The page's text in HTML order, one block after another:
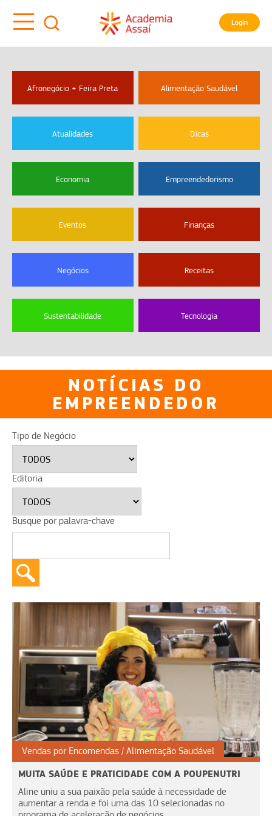
Login
Afronegócio + Feira Preta Alimentação Saudável
Atualidades Dicas
Economia Empreendedorismo
Eventos Finanças
Negócios Receitas
Sustentabilidade Tecnologia
NOTÍCIAS DO
EMPREENDEDOR
Tipo de Negócio
Editoria
Busque por palavra-chave
Vendas por Encomendas Alimentação Saudável
MUITA SAÚDE E PRATICIDADE COM A POUPENUTRI
Aline uniu a sua paixão pela saúde à necessidade de
aumentar a renda e foi uma das 10 selecionadas no